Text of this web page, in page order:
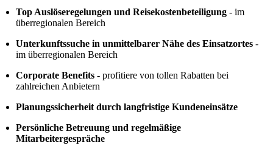
Top Auslöseregelungen und Reisekostenbeteiligung - im
überregionalen Bereich
Unterkunftssuche in unmittelbarer Nähe des Einsatzortes -
im überregionalen Bereich
Corporate Benefits - profitiere von tollen Rabatten bei
zahlreichen Anbietern
Planungssicherheit durch langfristige Kundeneinsätze
Persönliche Betreuung und regelmäßige
Mitarbeitergespräche